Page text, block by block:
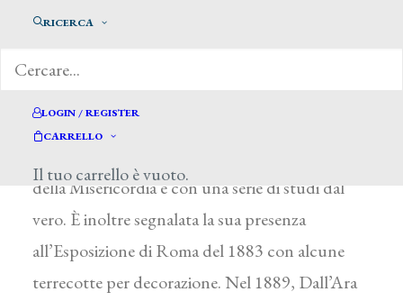
RICERCA
LOGIN / REGISTER
CARRELLO
Il tuo carrello è vuoto.
Iscritto all’Accademia di Venezia, non terminò
Ciardi. All’Esposizione Nazionale veneziana del
della Misericordia e con una serie di studi dal
vero. È inoltre segnalata la sua presenza
all’Esposizione di Roma del 1883 con alcune
terrecotte per decorazione. Nel 1889, Dall’Ara